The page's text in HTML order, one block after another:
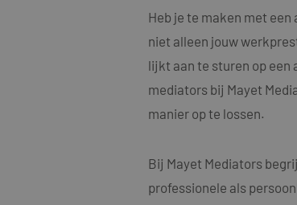
Heb je te maken met
niet alleen jouw
lijkt aan te sturen op een
mediators bij Mayet
manier op te lossen.
Bij Mayet Mediators
professionele als